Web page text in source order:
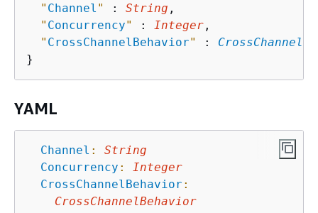
" Channel " : String ,
" Concurrency" : Integer ,
" CrossChannelBehavior" :
YAML
Channel :
String
Concurrency :
Integer
CrossChannelBehavior :
CrossChannelBehavior